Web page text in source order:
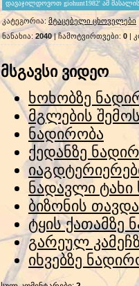
კატეგორია: მტაცებელი ცხოველები
ნანახია:2040|ჩამოტვირთვები: 0 |
მსგავსი ვიდეო
ხოხობზე
მგლების
ნადირობა
ქედანზე
ნადავლი
ბიზონის
ტყის ქათამზე
გარეულ
იხვებზე